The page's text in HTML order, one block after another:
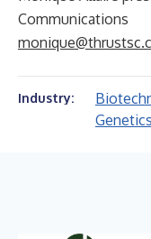
Communications
Industry:
Genetics